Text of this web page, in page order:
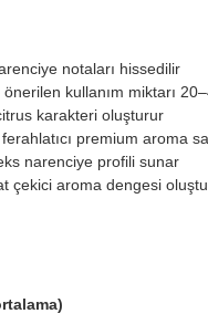
notaları hissedilir
kullanım miktarı
karakteri oluşturur
premium aroma
narenciye profili sunar
çekici aroma dengesi